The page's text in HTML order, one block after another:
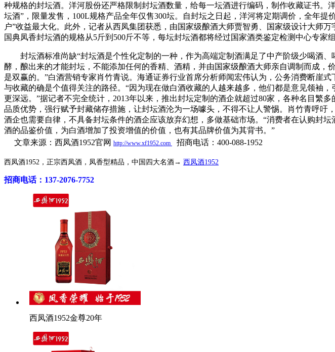
种规格的封坛酒。洋河股份还严格限制封坛酒数量，给每一坛酒进行编码，制作收藏证书。
坛酒”，限量发售，100L规格产品全年仅售300坛。自封坛之日起，洋河将定期调价，全年
户”收益最大化。此外，记者从西凤集团获悉，由国家级酿酒大师贾智勇、国家级设计大师
国典凤香封坛酒的规格从5斤到500斤不等，每坛封坛酒都将经过国家酒类鉴定检测中心专家
封坛酒标准尚缺“封坛酒是个性化定制的一种，作为高端定制酒满足了中产阶级少喝酒、
酵，酿出来的才能封坛，不能添加任何的香精、酒精，并由国家级酿酒大师亲自调制而成
是双赢的。”白酒营销专家肖竹青说。海通证券行业首席分析师闻宏伟认为，公务消费断崖式
与收藏的确是个值得关注的路径。“因为现在做白酒收藏的人越来越多，他们都是意见领袖
更深远。”据记者不完全统计，2013年以来，推出封坛定制的酒企就超过80家，各种名目繁
品质优势，强行赋予封藏储存措施，让封坛酒沦为一场噱头，不得不让人警惕。肖竹青呼
酒企也需要自律，不具备封坛条件的酒企应该放弃幻想，多做基础市场。“消费者在认购封
酒的品鉴价值，为白酒增加了投资增值的价值，也有其品牌价值为其背书。”
文章来源：西凤酒1952官网 http://www.xf1952.com 招商电话：400-088-1952
西凤酒1952，正宗西凤酒，凤香型精品，中国四大名酒→ 西凤酒1952
招商电话：137-2076-7752
西凤酒1952金尊20年